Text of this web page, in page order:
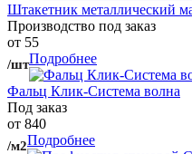
Штакетник металлический
Производство под заказ
от 55
/штПодробнее
Фальц Клик-Система волна
Под заказ
от 840
/м2Подробнее